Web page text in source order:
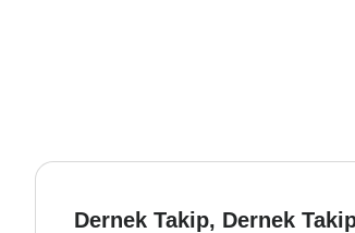
Dernek Takip, Dernek